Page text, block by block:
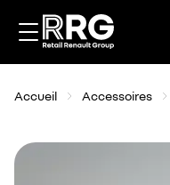
Accueil Accessoires